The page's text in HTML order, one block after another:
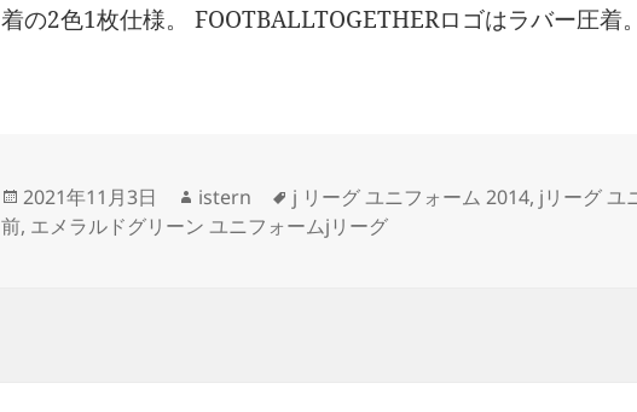
着の2色1枚仕様。 FOOTBALLTOGETHERロゴはラバー圧着。
投
稿
2021年11月3日
作
成
istern
タ
グ
j リーグ ユニフォーム 2014, jリーグ ユ
前, エメラルドグリーン ユニフォームjリーグ